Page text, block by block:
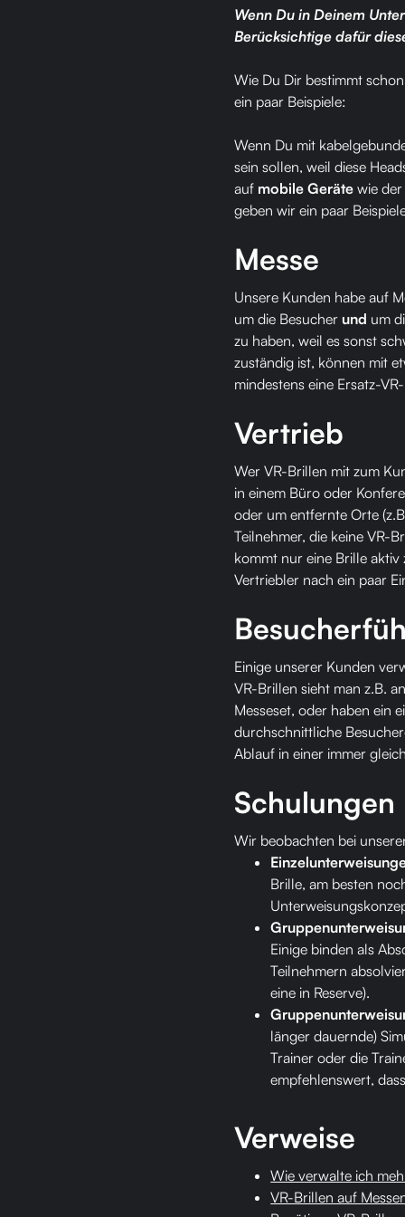
Wenn Du in Deinem
Berücksichtige dafür
Wie Du Dir bestimmt
ein paar Beispiele:
Wenn Du mit
sein sollen, weil diese
auf mobile Geräte wie
geben wir ein paar
Messe
Unsere Kunden habe auf
um die Besucher und um
zu haben, weil es sonst
zuständig ist, können mit
mindestens eine Ersatz-
Vertrieb
Wer VR-Brillen mit zum
in einem Büro oder
oder um entfernte Orte
Teilnehmer, die keine VR-
kommt nur eine Brille aktiv
Vertriebler nach ein paar
Einige unserer Kunden
VR-Brillen sieht man z.B.
Messeset, oder haben ein
durchschnittliche
Ablauf in einer immer
Schulungen
Wir beobachten bei
Brille, am besten
Einige binden als
Teilnehmern
eine in Reserve).
länger dauernde)
Trainer oder die
empfehlenswert,
Verweise
Wie verwalte ich
VR-Brillen auf